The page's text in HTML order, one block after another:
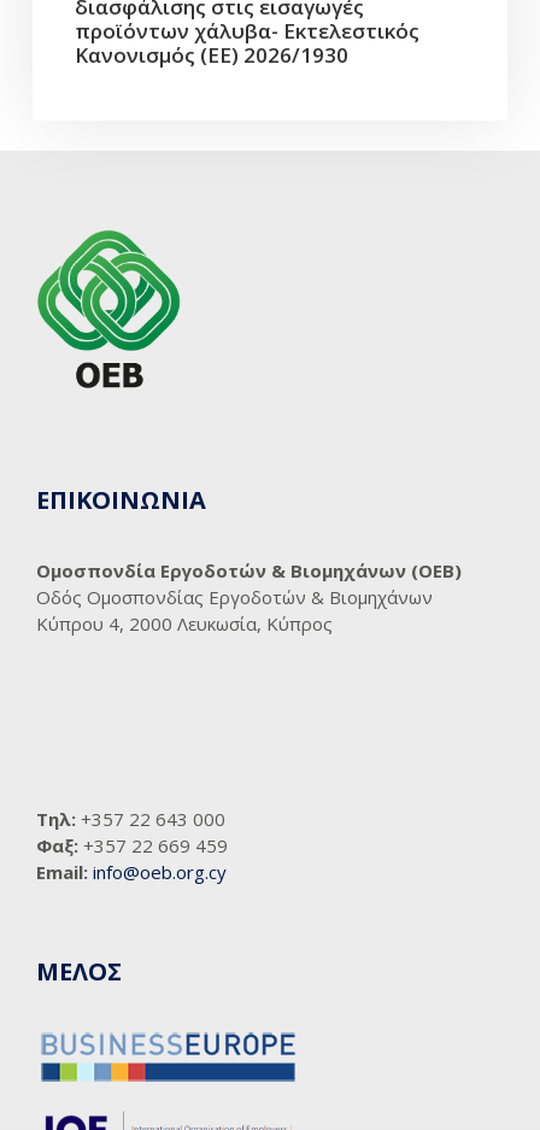
διασφάλισης στις εισαγωγές
προϊόντων χάλυβα- Εκτελεστικός
Κανονισμός (ΕΕ) 2026/1930
ΕΠΙΚΟΙΝΩΝΙΑ
Ομοσπονδία Εργοδοτών & Βιομηχάνων (ΟΕΒ)
Οδός Ομοσπονδίας Εργοδοτών & Βιομηχάνων
Κύπρου 4, 2000 Λευκωσία, Κύπρος
Τηλ: +357 22 643 000
Φαξ: +357 22 669 459
Email: info@oeb.org.cy
ΜΕΛΟΣ